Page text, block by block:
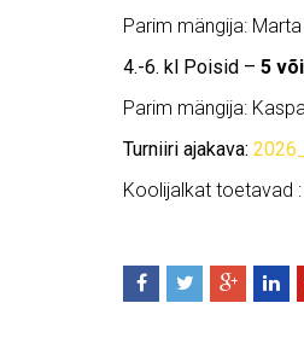
Parim mängija:
4.-6. kl Poisid – 5
Parim mängija:
Turniiri ajakava:
Koolijalkat toetavad